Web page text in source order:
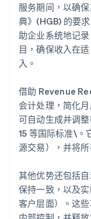
服务期间，以确
典》(HGB) 的要
助企业系统地记
目，确保收入在
入。
借助 Revenue
会计处理，简化
可自动生成并调
15 等国际标准\。
源交易），并将
其他优势还包括
保持一致，以及
客户层面）。这